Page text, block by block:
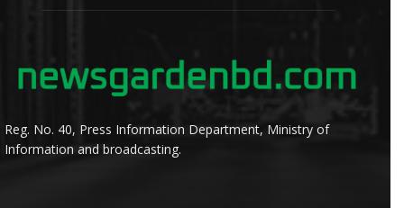
Reg. No. 40, Press Information Department, Ministry of
Information and broadcasting.